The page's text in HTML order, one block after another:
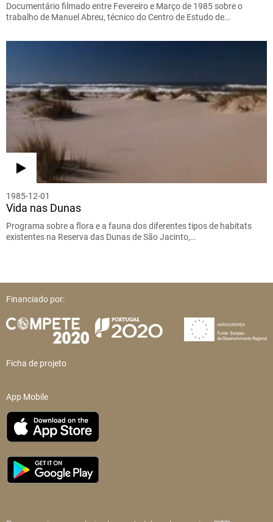
Documentário filmado entre Fevereiro e Março de 1985 sobre o
trabalho de Manuel Abreu, técnico do Centro de Estudo de…
1985-12-01
Vida nas Dunas
Programa sobre a flora e a fauna dos diferentes tipos de habitats
existentes na Reserva das Dunas de São Jacinto,…
Financiado por:
Ficha de projeto
App Mobile